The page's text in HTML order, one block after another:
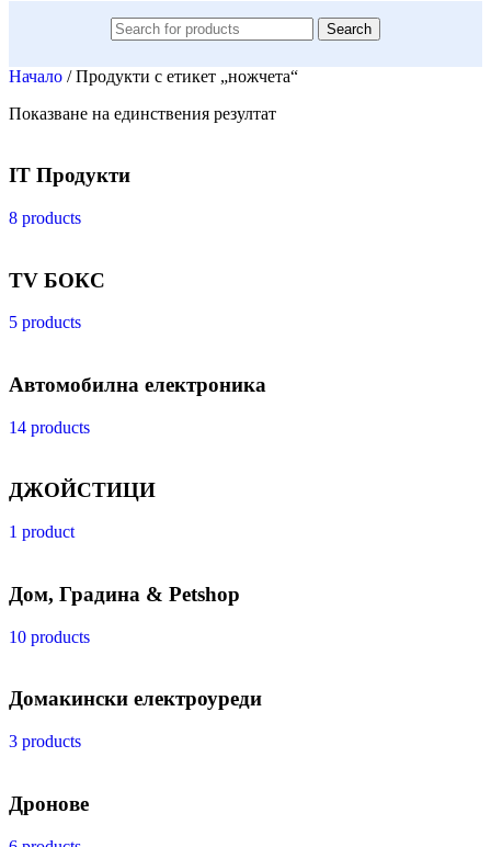
Search
Начало / Продукти с етикет „ножчета“
Показване на единствения резултат
IT Продукти
8 products
TV БОКС
5 products
Автомобилна електроника
14 products
ДЖОЙСТИЦИ
1 product
Дом, Градина & Petshop
10 products
Домакински електроуреди
3 products
Дронове